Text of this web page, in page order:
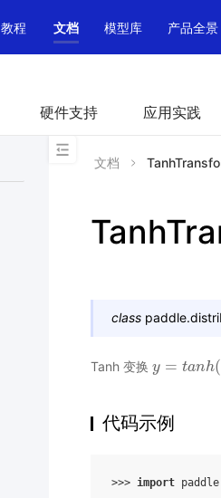
教程 文档 模型库 产品全景
硬件支持 应用实践
文档
class
Tanh 变换 y = tanh(
y=ta nh(x)
代码示例
>>> import paddle